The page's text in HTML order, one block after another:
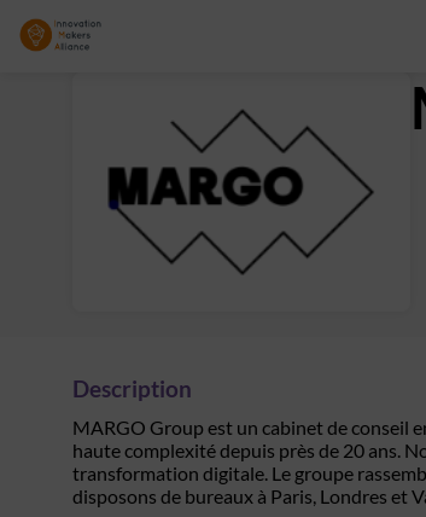
Description
MARGO Group est un cabinet de conseil
haute complexité depuis près de 20 ans.
transformation digitale. Le groupe
disposons de bureaux à Paris, Londres et